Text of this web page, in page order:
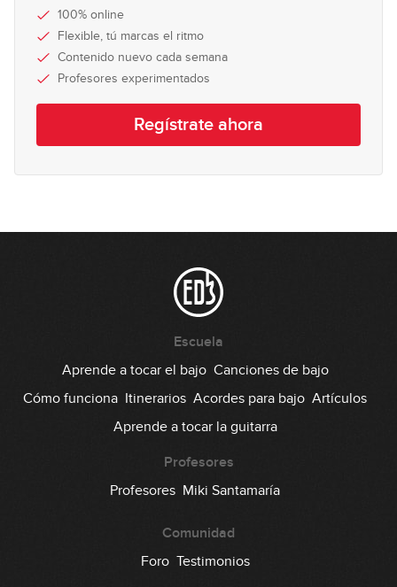
Improvisación con arpegios
16:35
Improvisación sobre 2 acordes
sin relación (Parte 1)
Improvisación sobre 2 acordes
100% online
Flexible, tú marcas el ritmo
Contenido nuevo cada semana
Profesores experimentados
Regístrate ahora
Escuela
Aprende a tocar el bajo Canciones de bajo
Cómo funciona Itinerarios Acordes para bajo Artículos
Aprende a tocar la guitarra
Profesores
Profesores Miki Santamaría
Comunidad
Foro Testimonios